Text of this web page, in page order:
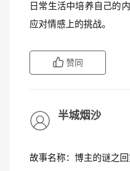
日常生活中培养自己的
应对情感上的挑战。
赞同
半城烟沙
故事名称：博主的谜之回